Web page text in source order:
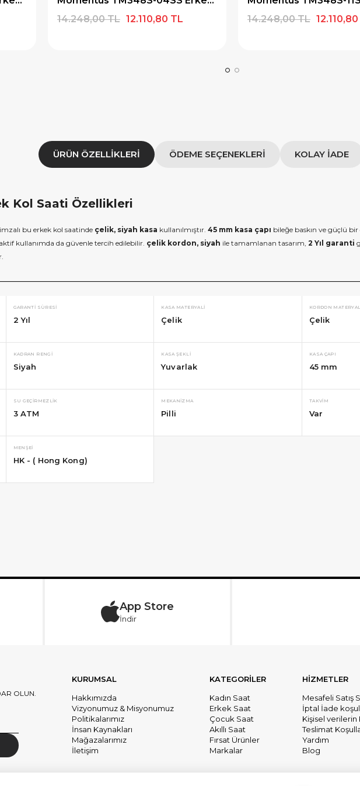
12.110,80 TL
14.248,00 TL 14.248,00 TL
ÜRÜN ÖZELLIKLERI ÖDEME SEÇENEKLERI KOLAY İADE
Kol Saati Özellikleri
imzalı bu erkek kol saatinde çelik, siyah kasa kullanılmıştır. 45 mm kasa çapı bileğe baskın ve güçlü
kullanımda da güvenle tercih edilebilir. çelik kordon, siyah ile tamamlanan tasarım, 2 Yıl garanti
GARANTI SÜRESI
2 Yıl
KASA MATERYALI
Çelik
KORDON
Çelik
KADRAN RENGI
Siyah
KASA ŞEKLI
Yuvarlak
KASA ÇAPI
45 mm
SU GEÇIRMEZLIK
3 ATM
MEKANIZMA
Pilli
TAKVIM
Var
MENŞEI
HK - ( Hong Kong)
App Store
İndir
OLUN.
KURUMSAL
Hakkımızda
Vizyonumuz & Misyonumuz
Politikalarımız
İnsan Kaynakları
Mağazalarımız
İletişim
KATEGORİLER
Kadın Saat
Erkek Saat
Çocuk Saat
Akıllı Saat
Fırsat Ürünler
Markalar
HİZMETLER
Mesafeli Satış
İptal İade
Kişisel verilerin
Teslimat
Yardım
Blog
TL Hediye Çeki
1.000 TL Hediye Çeki
KOPYALA